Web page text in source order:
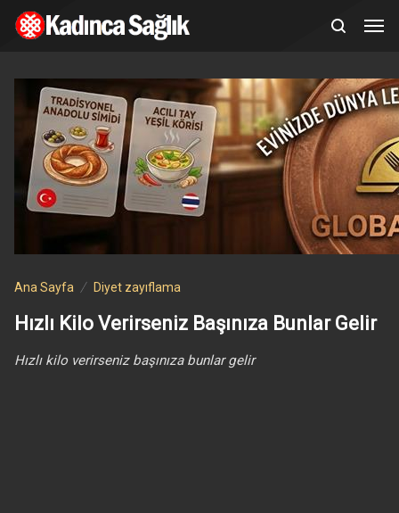
Ana Sayfa Diyet zayıflama
Hızlı Kilo Verirseniz Başınıza Bunlar Gelir
Hızlı kilo verirseniz başınıza bunlar gelir